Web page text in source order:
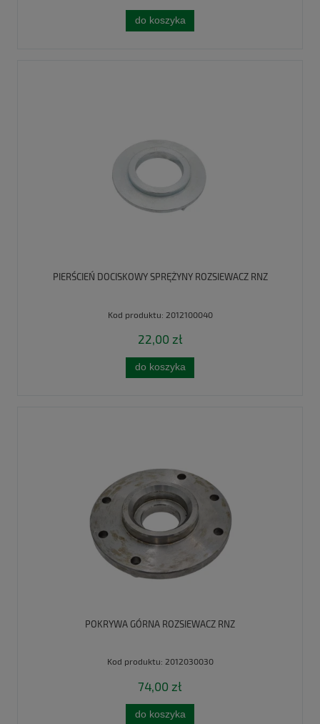
do koszyka
PIERŚCIEŃ DOCISKOWY SPRĘŻYNY ROZSIEWACZ RNZ
Kod produktu: 2012100040
22,00 zł
do koszyka
POKRYWA GÓRNA ROZSIEWACZ RNZ
Kod produktu: 2012030030
74,00 zł
do koszyka